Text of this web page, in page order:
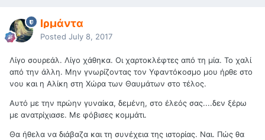
Ιρμάντα
Posted July 8, 2017
Λίγο σουρεάλ. Λίγο χάθηκα. Οι χαρτοκλέφτες από τη μία. Το χαλί
από την άλλη. Μην γνωρίζοντας τον Υφαντόκοσμο μου ήρθε στο
νου και η Αλίκη στη Χώρα των Θαυμάτων στο τέλος.
Αυτό με την πρώην γυναίκα, δεμένη, στο έλεός σας....δεν ξέρω
με ανατρίχιασε. Με φόβισες κομμάτι.
Θα ήθελα να διάβαζα και τη συνέχεια της ιστορίας. Ναι. Πώς θα